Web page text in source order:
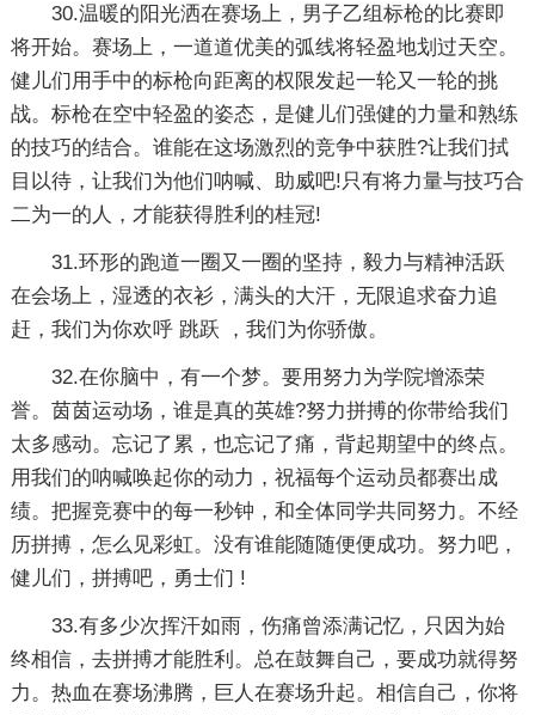
30.温暖的阳光洒在赛场上，男子乙组标枪的比赛即
将开始。赛场上，一道道优美的弧线将轻盈地划过天空。
健儿们用手中的标枪向距离的权限发起一轮又一轮的挑
战。标枪在空中轻盈的姿态，是健儿们强健的力量和熟练
的技巧的结合。谁能在这场激烈的竞争中获胜?让我们拭
目以待，让我们为他们呐喊、助威吧!只有将力量与技巧合
二为一的人，才能获得胜利的桂冠!
31.环形的跑道一圈又一圈的坚持，毅力与精神活跃
在会场上，湿透的衣衫，满头的大汗，无限追求奋力追
赶，我们为你欢呼 跳跃 ，我们为你骄傲。
32.在你脑中，有一个梦。要用努力为学院增添荣
誉。茵茵运动场，谁是真的英雄?努力拼搏的你带给我们
太多感动。忘记了累，也忘记了痛，背起期望中的终点。
用我们的呐喊唤起你的动力，祝福每个运动员都赛出成
绩。把握竞赛中的每一秒钟，和全体同学共同努力。不经
历拼搏，怎么见彩虹。没有谁能随随便便成功。努力吧，
健儿们，拼搏吧，勇士们 !
33.有多少次挥汗如雨，伤痛曾添满记忆，只因为始
终相信，去拼搏才能胜利。总在鼓舞自己，要成功就得努
力。热血在赛场沸腾，巨人在赛场升起。相信自己，你将